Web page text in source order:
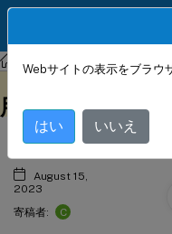
NetScaler NetScaler
パターンセッ
用
August 15,
2023
寄稿者:
C
Webサイトの表示をブラウ
はい いいえ